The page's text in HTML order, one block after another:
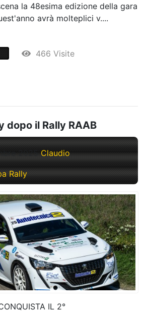
la 48esima edizione della gara
avrà molteplici v....
466 Visite
dopo il Rally RAAB
2025 Claudio
Rally
IL 2°